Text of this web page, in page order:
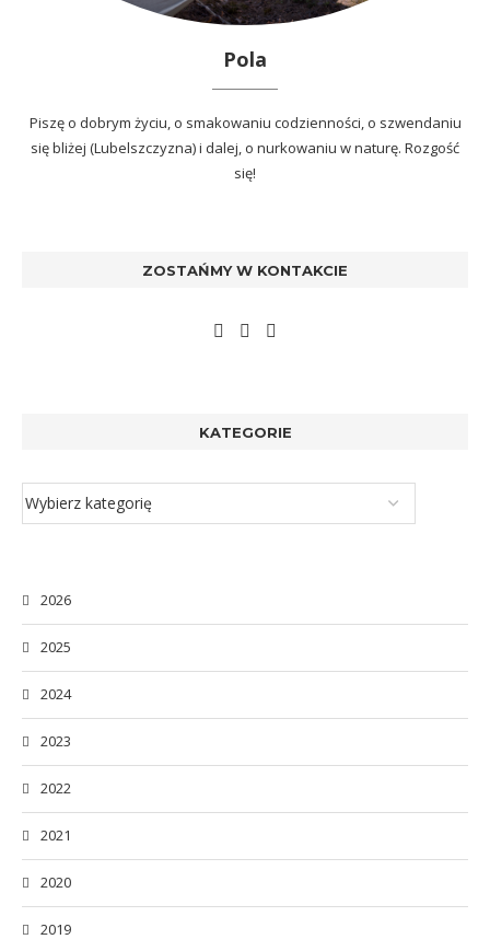
Pola
Piszę o dobrym życiu, o smakowaniu codzienności, o szwendaniu
się bliżej (Lubelszczyzna) i dalej, o nurkowaniu w naturę. Rozgość
się!
ZOSTAŃMY W KONTAKCIE
KATEGORIE
2026
2025
2024
2023
2022
2021
2020
2019